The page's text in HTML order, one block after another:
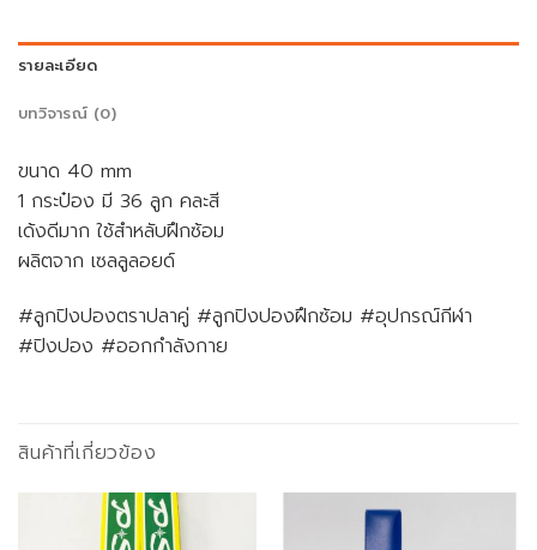
รายละเอียด
บทวิจารณ์ (0)
ขนาด 40 mm
1 กระป๋อง มี 36 ลูก คละสี
เด้งดีมาก ใช้สำหลับฝึกซ้อม
ผลิตจาก เซลลูลอยด์
#ลูกปิงปองตราปลาคู่ #ลูกปิงปองฝึกซ้อม #อุปกรณ์กีฬา
#ปิงปอง #ออกกำลังกาย
สินค้าที่เกี่ยวข้อง